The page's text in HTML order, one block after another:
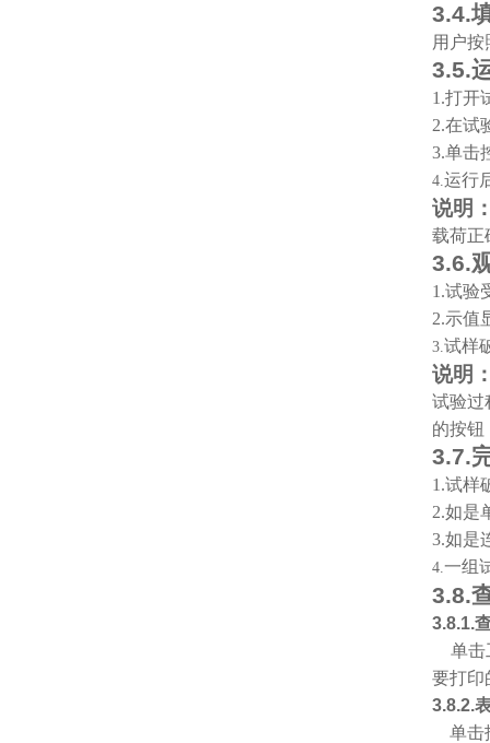
3.4.
用户
3.5.
1.打开
2.在试
3.单击
4.运行
说明
载荷正
3.6.
1.试验
2.示值
3.试样
说明
试验过
的按钮
3.7.
1.试样
2.如是
3.如是
4.一组
3.8.
3.8.1.
单击
要打印
3.8.2.
单击